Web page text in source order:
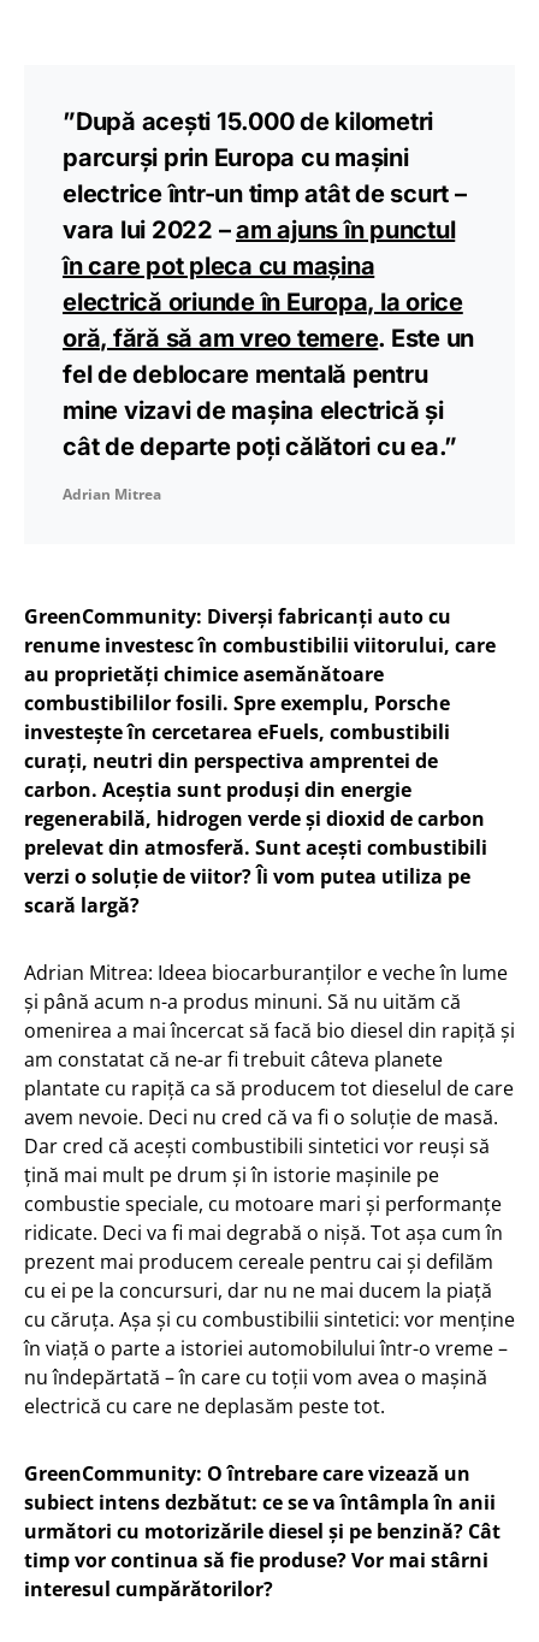
”După acești 15.000 de kilometri
parcurși prin Europa cu mașini
electrice într-un timp atât de scurt –
vara lui 2022 –am ajuns în punctul
în care pot pleca cu mașina
electrică oriunde în Europa, la orice
oră, fără să am vreo temere. Este un
fel de deblocare mentală pentru
mine vizavi de mașina electrică și
cât de departe poți călători cu ea.”
Adrian Mitrea
GreenCommunity: Diverși fabricanți auto cu
renume investesc în combustibilii viitorului, care
au proprietăți chimice asemănătoare
combustibililor fosili. Spre exemplu, Porsche
investește în cercetarea eFuels, combustibili
curați, neutri din perspectiva amprentei de
carbon. Aceștia sunt produși din energie
regenerabilă, hidrogen verde și dioxid de carbon
prelevat din atmosferă. Sunt acești combustibili
verzi o soluție de viitor? Îi vom putea utiliza pe
scară largă?
Adrian Mitrea: Ideea biocarburanților e veche în lume
și până acum n-a produs minuni. Să nu uităm că
omenirea a mai încercat să facă bio diesel din rapiță și
am constatat că ne-ar fi trebuit câteva planete
plantate cu rapiță ca să producem tot dieselul de care
avem nevoie. Deci nu cred că va fi o soluție de masă.
Dar cred că acești combustibili sintetici vor reuși să
țină mai mult pe drum și în istorie mașinile pe
combustie speciale, cu motoare mari și performanțe
ridicate. Deci va fi mai degrabă o nișă. Tot așa cum în
prezent mai producem cereale pentru cai și defilăm
cu ei pe la concursuri, dar nu ne mai ducem la piață
cu căruța. Așa și cu combustibilii sintetici: vor menține
în viață o parte a istoriei automobilului într-o vreme –
nu îndepărtată – în care cu toții vom avea o mașină
electrică cu care ne deplasăm peste tot.
GreenCommunity: O întrebare care vizează un
subiect intens dezbătut: ce se va întâmpla în anii
următori cu motorizările diesel și pe benzină? Cât
timp vor continua să fie produse? Vor mai stârni
interesul cumpărătorilor?